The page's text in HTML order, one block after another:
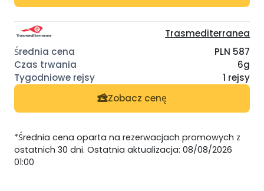
Trasmediterranea
PLN 587
6g
1 rejsy
Zobacz cenę
*Średnia cena oparta na rezerwacjach promowych z
ostatnich 30 dni. Ostatnia aktualizacja: 08/08/2026
01:00